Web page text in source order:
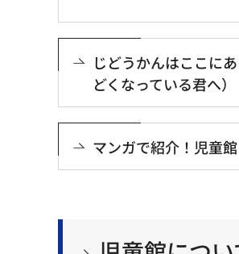
じどうかんはここに
どくなっている君へ）
マンガで紹介！児童館